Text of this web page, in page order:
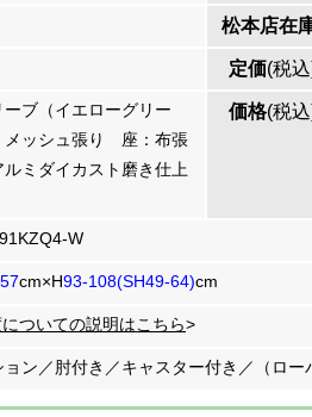
松本店在
定価(税
ーブ（イエローグリー
ッシュ張り 座：布張
ミダイカスト磨き仕上
価格(税
W
57cm×H93-108(SH49-64)cm
ついての説明はこちら>
ョン／肘付き／キャスター付き／（ロー